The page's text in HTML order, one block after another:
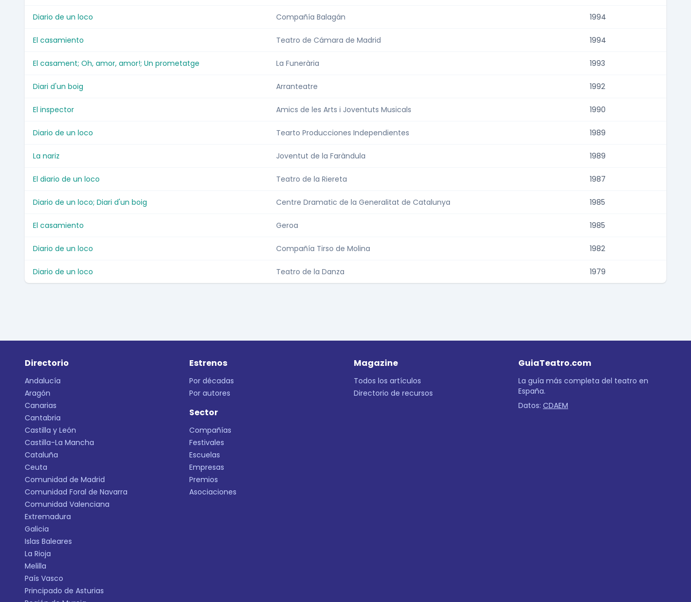
Diario de un loco Compañía Balagán 1994
El casamiento Teatro de Cámara de Madrid 1994
El casament; Oh, amor, amor!; Un prometatge La Funerària 1993
Diari d'un boig Arranteatre 1992
El inspector Amics de les Arts i Joventuts Musicals 1990
Diario de un loco Tearto Producciones Independientes 1989
La nariz Joventut de la Faràndula 1989
El diario de un loco Teatro de la Riereta 1987
Diario de un loco; Diari d'un boig Centre Dramatic de la Generalitat de Catalunya 1985
El casamiento Geroa 1985
Diario de un loco Compañía Tirso de Molina 1982
Diario de un loco Teatro de la Danza 1979
Directorio
Andalucía
Aragón
Canarias
Cantabria
Castilla y León
Castilla-La Mancha
Cataluña
Ceuta
Comunidad de Madrid
Comunidad Foral de Navarra
Comunidad Valenciana
Extremadura
Galicia
Islas Baleares
La Rioja
Melilla
País Vasco
Principado de Asturias
Estrenos
Por décadas
Por autores
Sector
Compañías
Festivales
Escuelas
Empresas
Premios
Asociaciones
Magazine
Todos los artículos
Directorio de recursos
GuiaTeatro.com
La guía más completa del teatro en
España.
Datos: CDAEM